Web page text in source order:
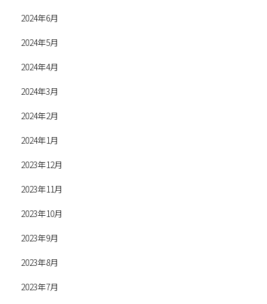
2024年6月
2024年5月
2024年4月
2024年3月
2024年2月
2024年1月
2023年12月
2023年11月
2023年10月
2023年9月
2023年8月
2023年7月